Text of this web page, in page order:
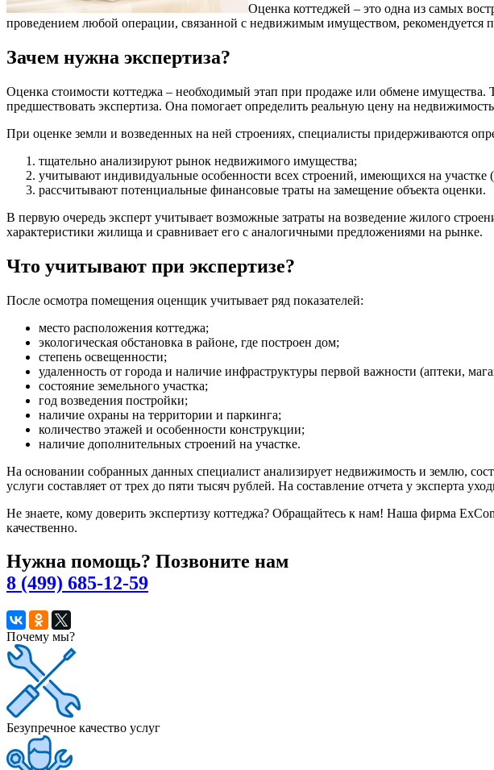
Оценка коттеджей – это одна из самых
проведением любой операции, связанной с недвижимым имуществом, рекомендуется
Зачем нужна экспертиза?
Оценка стоимости коттеджа – необходимый этап при продаже или обмене
предшествовать экспертиза. Она помогает определить реальную цену на
При оценке земли и возведенных на ней строениях, специалисты придерживаются
тщательно анализируют рынок недвижимого имущества;
учитывают индивидуальные особенности всех строений, имеющихся на участке
рассчитывают потенциальные финансовые траты на замещение объекта оценки.
В первую очередь эксперт учитывает возможные затраты на возведение жилого
характеристики жилища и сравнивает его с аналогичными предложениями на рынке.
Что учитывают при экспертизе?
После осмотра помещения оценщик учитывает ряд показателей:
место расположения коттеджа;
экологическая обстановка в районе, где построен дом;
степень освещенности;
удаленность от города и наличие инфраструктуры первой важности (аптеки,
состояние земельного участка;
год возведения постройки;
наличие охраны на территории и паркинга;
количество этажей и особенности конструкции;
наличие дополнительных строений на участке.
На основании собранных данных специалист анализирует недвижимость и землю,
услуги составляет от трех до пяти тысяч рублей. На составление отчета у эксперта
Не знаете, кому доверить экспертизу коттеджа? Обращайтесь к нам! Наша фирма
качественно.
Нужна помощь? Позвоните нам
8 (499) 685-12-59
Почему мы?
Безупречное качество услуг